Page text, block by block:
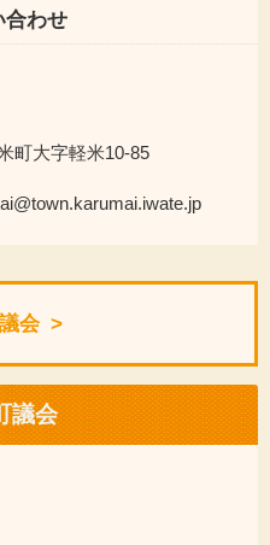
合わせ
町大字軽米10-85
会
議会